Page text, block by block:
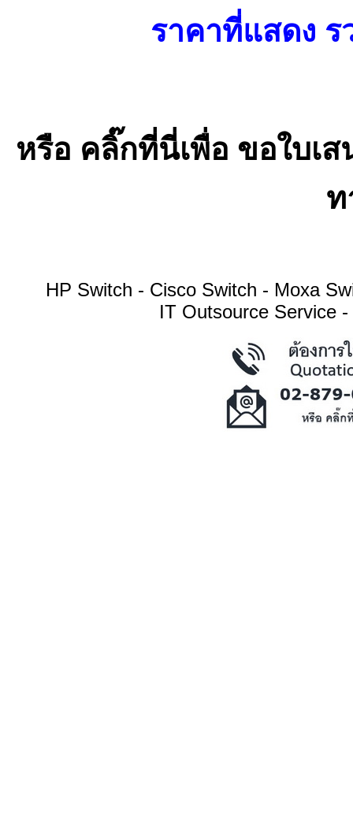
ราคาที่แสดง
หรือ คลิ๊กที่นี่เพื่อ ขอใบเ
ท
HP Switch - Cisco Switch - Moxa
IT Outsource Service